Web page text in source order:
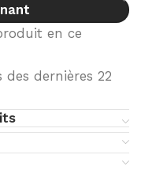
en ce
dernières 22